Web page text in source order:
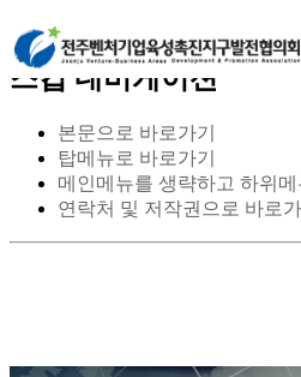
스킵 네비게이션
본문으로 바로가기
탑메뉴로 바로가기
메인메뉴를 생략하고 하위메
연락처 및 저작권으로 바로가